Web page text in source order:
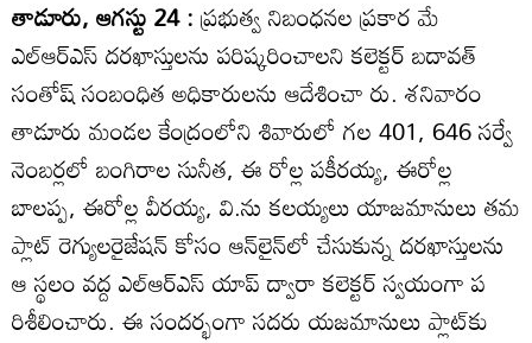
తాడూరు, ఆగస్టు 24 :ప్రభుత్వ నిబంధనల ప్రకార మే
ఎల్‌ఆర్‌ఎస్‌ దరఖాస్తులను పరిష్కరించాలని కలెక్టర్‌ బదావత్‌
సంతోష్‌ సంబంధిత అధికారులను ఆదేశించా రు. శనివారం
తాడూరు మండల కేంద్రంలోని శివారులో గల 401, 646 సర్వే
నెంబర్లలో బంగిరాల సునీత, ఈ రోల్ల పకీరయ్య, ఈరోల్ల
బాలప్ప, ఈరోల్ల వీరయ్య, వి.ను కలయ్యలు యాజమానులు తమ
ప్లాట్‌ రెగ్యులరైజేషన్‌ కోసం ఆన్‌లైన్‌లో చేసుకున్న దరఖాస్తులను
ఆ స్థలం వద్ద ఎల్‌ఆర్‌ఎస్‌ యాప్‌ ద్వారా కలెక్టర్‌ స్వయంగా ప
రిశీలించారు. ఈ సందర్భంగా సదరు యజమానులు ప్లాట్‌కు